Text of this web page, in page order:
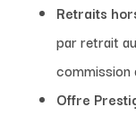
Retraits
par retrait
commission
Offre